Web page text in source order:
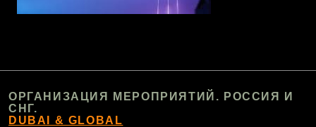
ОРГАНИЗАЦИЯ МЕРОПРИЯТИЙ. РОССИЯ И
СНГ.
DUBAI & GLOBAL